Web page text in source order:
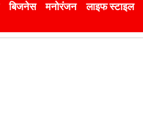
बिजनेस मनोरंजन लाइफ स्टाइल